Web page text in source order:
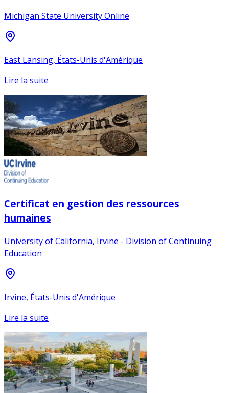
Michigan State University Online
East Lansing, États-Unis d'Amérique
Lire la suite
Certificat en gestion des ressources
humaines
University of California, Irvine - Division of Continuing
Education
Irvine, États-Unis d'Amérique
Lire la suite